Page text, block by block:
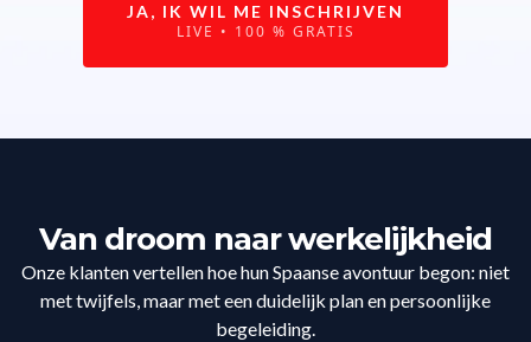
JA, IK WIL ME INSCHRIJVEN
LIVE • 100 % GRATIS
Van droom naar werkelijkheid
Onze klanten vertellen hoe hun Spaanse avontuur begon: niet
met twijfels, maar met een duidelijk plan en persoonlijke
begeleiding.